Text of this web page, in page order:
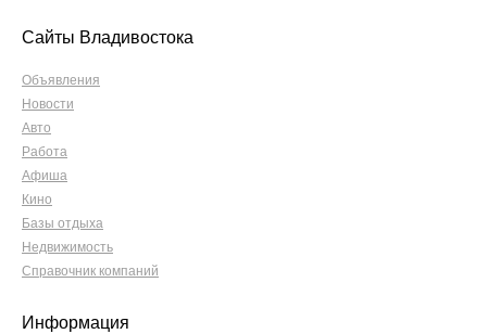
Сайты Владивостока
Объявления
Новости
Авто
Работа
Афиша
Кино
Базы отдыха
Недвижимость
Справочник компаний
Информация